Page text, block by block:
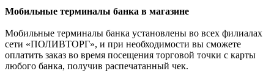
Мобильные терминалы банка в магазине
Мобильные терминалы банка установлены во всех филиалах
сети «ПОЛИВТОРГ», и при необходимости вы сможете
оплатить заказ во время посещения торговой точки с карты
любого банка, получив распечатанный чек.